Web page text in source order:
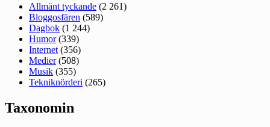
Allmänt tyckande (2 261)
Bloggosfären (589)
Dagbok (1 244)
Humor(339)
Internet (356)
Medier(508)
Musik (355)
Tekniknörderi (265)
Taxonomin